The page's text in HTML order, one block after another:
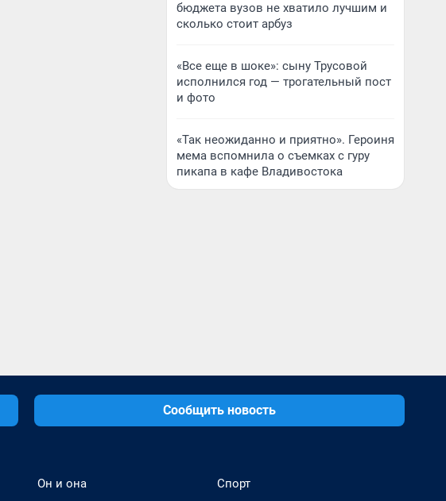
бюджета вузов не хватило лучшим и
сколько стоит арбуз
«Все еще в шоке»: сыну Трусовой
исполнился год — трогательный пост
и фото
«Так неожиданно и приятно». Героиня
мема вспомнила о съемках с гуру
пикапа в кафе Владивостока
Сообщить новость
Он и она
Спорт